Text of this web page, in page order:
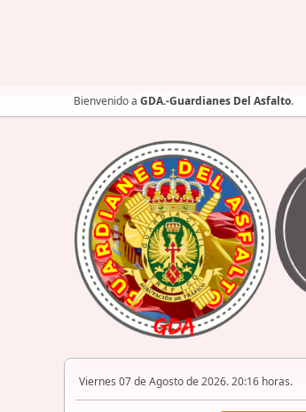
Bienvenido a GDA.-Guardianes Del Asfalto.
Viernes 07 de Agosto de 2026. 20:16 horas.